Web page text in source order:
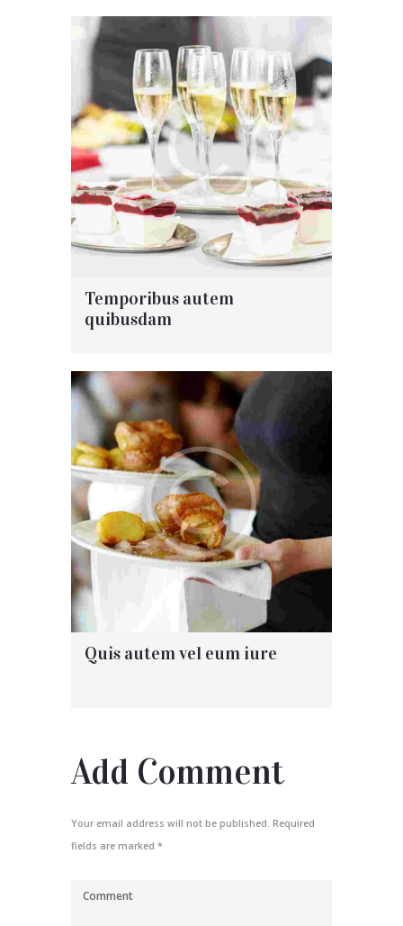
Temporibus autem
quibusdam
Quis autem vel eum iure
Add Comment
Your email address will not be published. Required
fields are marked *